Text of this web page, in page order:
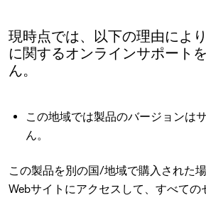
現時点では、以下の理由によ
に関するオンラインサポート
ん。
この地域では製品のバージョンは
ん。
この製品を別の国/地域で購入された
Webサイトにアクセスして、すべての